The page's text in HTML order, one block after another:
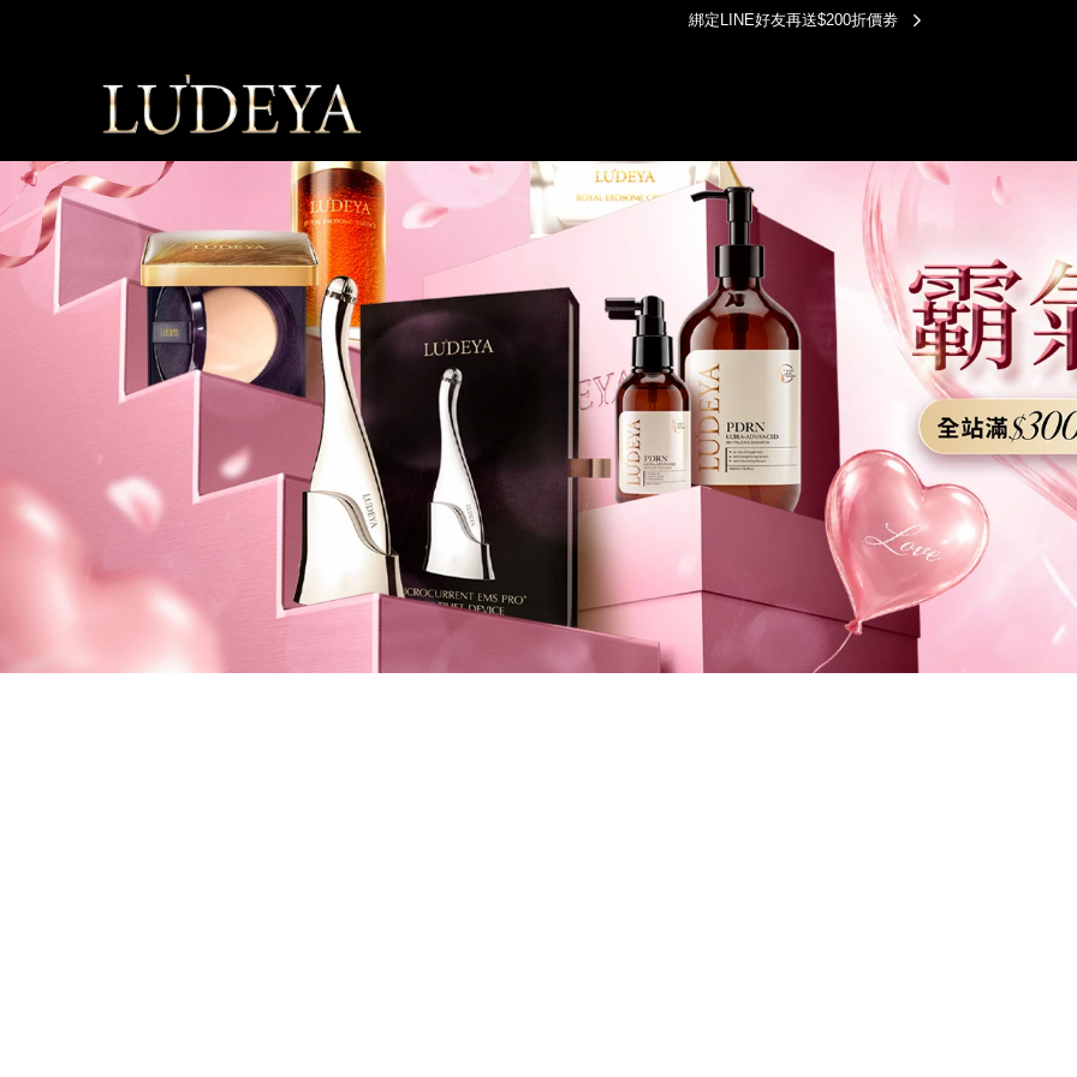
綁定LINE好友再送$200折價劵